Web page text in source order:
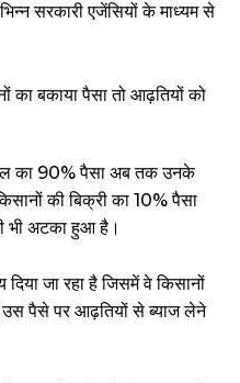
सरकारी एजेंसियों के माध्यम से
का 90% पैसा अब तक उनके
की बिक्री का 10% पैसा
भी अटका हुआ है।
जा रहा है जिसमें वे किसानों
उस पैसे पर आढ़तियों से ब्याज लेने